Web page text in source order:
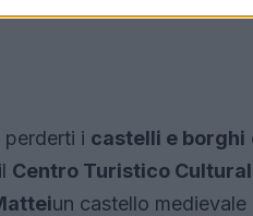
i castelli e borghi
Centro Turistico
un castello medievale